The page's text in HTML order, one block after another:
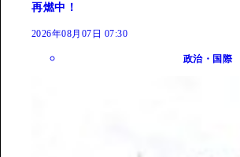
再燃中！
2026年08月07日 07:30
政治・国際